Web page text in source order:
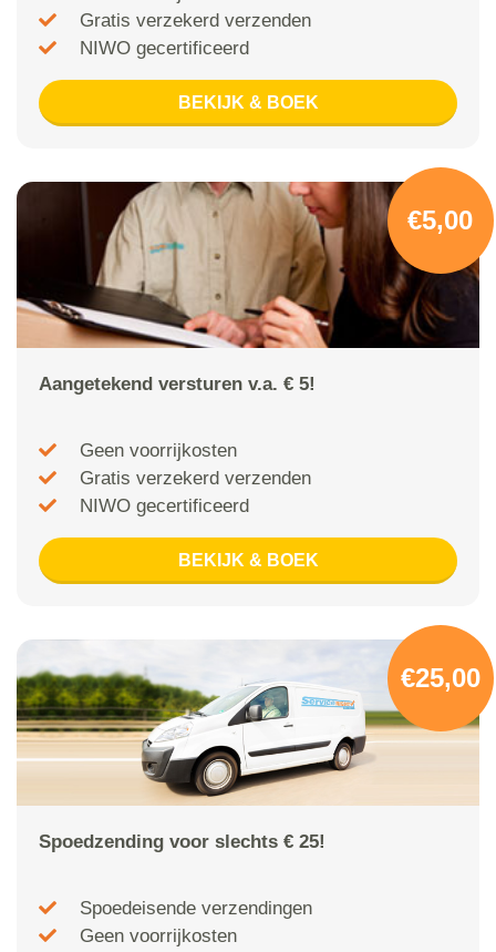
Gratis verzekerd verzenden
NIWO gecertificeerd
BEKIJK & BOEK
€5,00
Aangetekend versturen v.a. € 5!
Geen voorrijkosten
Gratis verzekerd verzenden
NIWO gecertificeerd
BEKIJK & BOEK
€25,00
Spoedzending voor slechts € 25!
Spoedeisende verzendingen
Geen voorrijkosten